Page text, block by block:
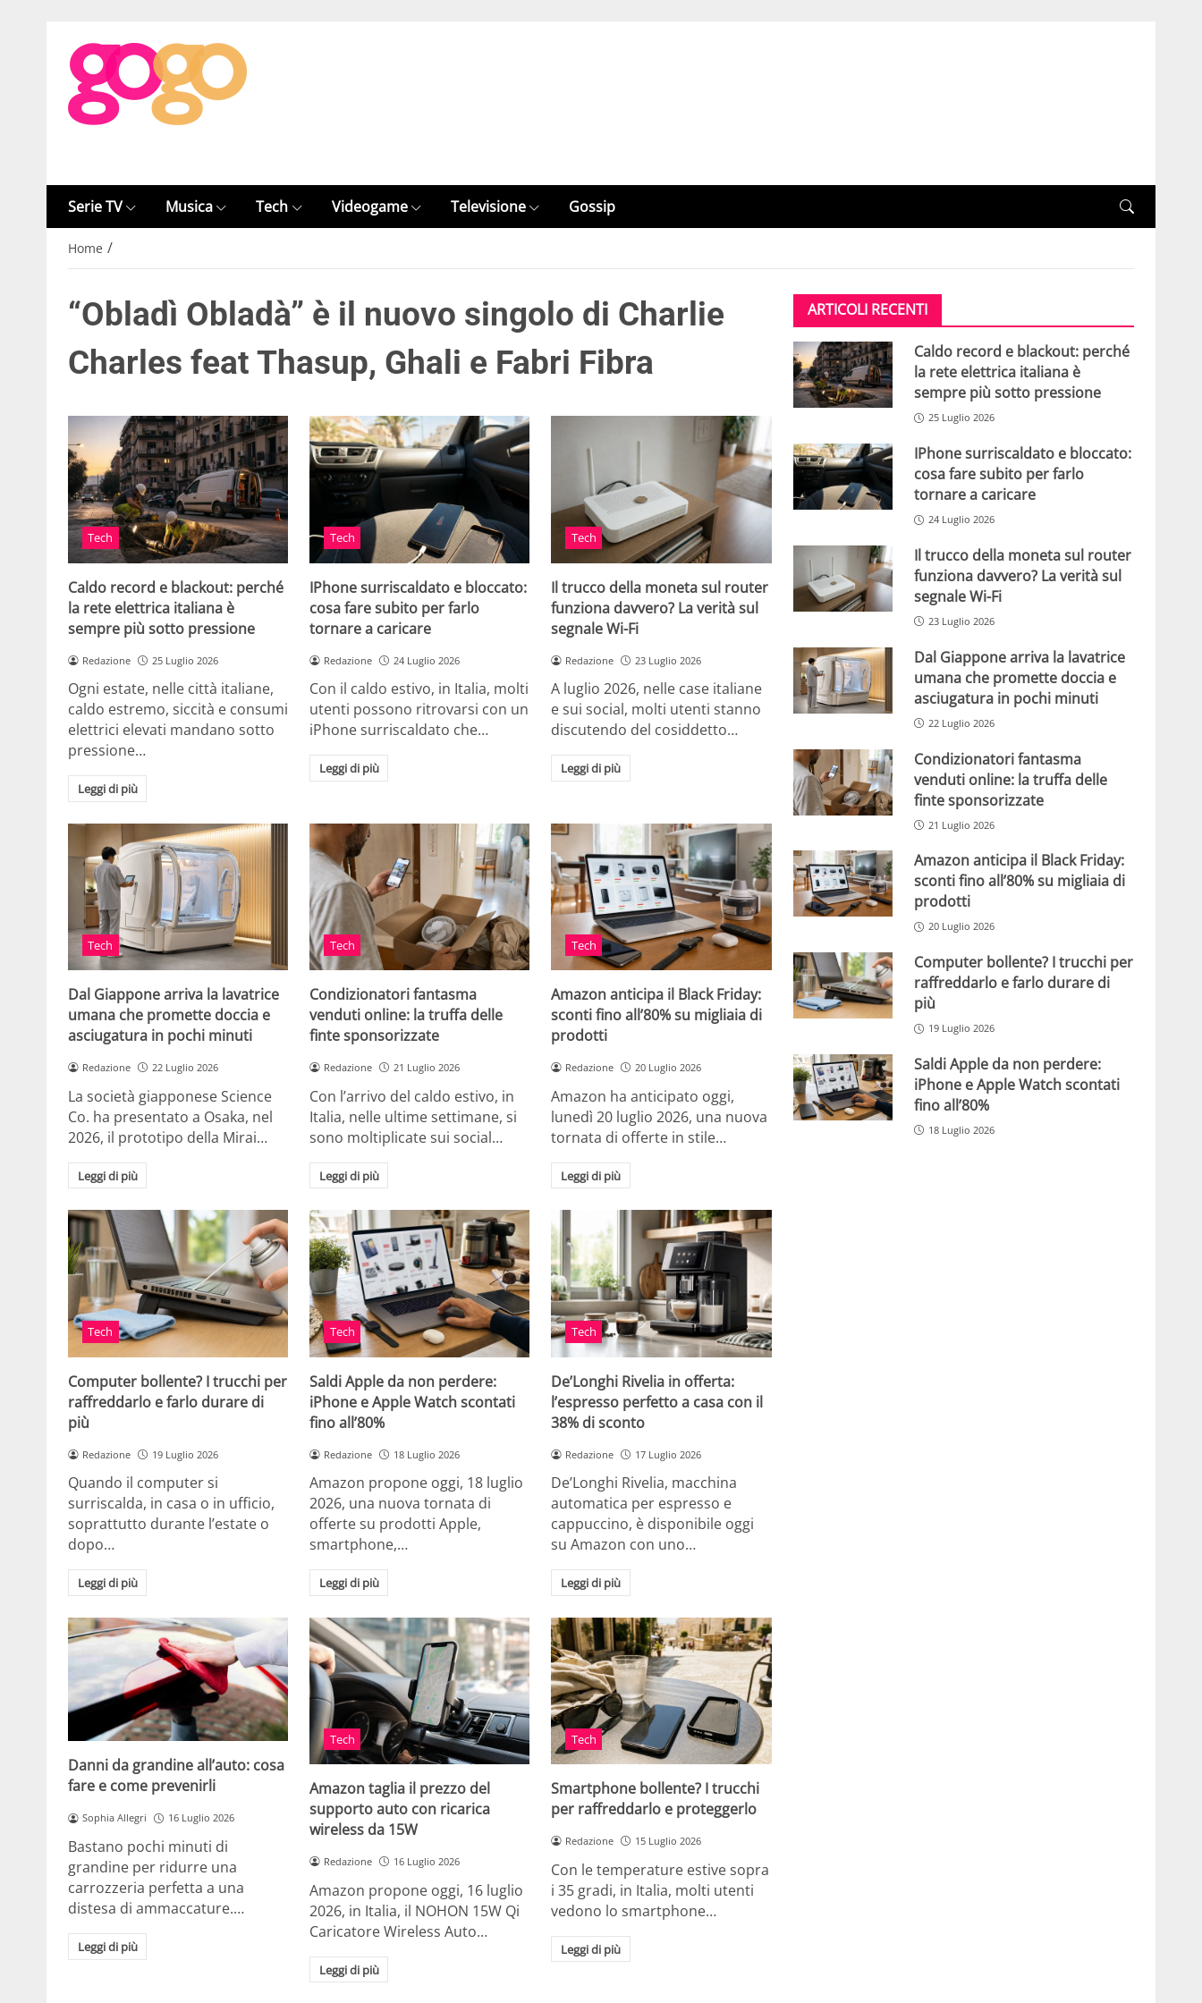
Serie TV Musica Tech Videogame Televisione Gossip
Home /
“Obladì Obladà” è il nuovo singolo di Charlie
Charles feat Thasup, Ghali e Fabri Fibra
Tech
Caldo record e blackout: perché
la rete elettrica italiana è
sempre più sotto pressione
Redazione 25 Luglio 2026
Ogni estate, nelle città italiane,
caldo estremo, siccità e consumi
elettrici elevati mandano sotto
pressione…
Leggi di più
Tech
IPhone surriscaldato e bloccato:
cosa fare subito per farlo
tornare a caricare
Redazione 24 Luglio 2026
Con il caldo estivo, in Italia, molti
utenti possono ritrovarsi con un
iPhone surriscaldato che…
Leggi di più
Tech
Il trucco della moneta sul router
funziona davvero? La verità sul
segnale Wi-Fi
Redazione 23 Luglio 2026
A luglio 2026, nelle case italiane
e sui social, molti utenti stanno
discutendo del cosiddetto…
Leggi di più
Tech
Dal Giappone arriva la lavatrice
umana che promette doccia e
asciugatura in pochi minuti
Redazione 22 Luglio 2026
La società giapponese Science
Co. ha presentato a Osaka, nel
2026, il prototipo della Mirai…
Leggi di più
Tech
Condizionatori fantasma
venduti online: la truffa delle
finte sponsorizzate
Redazione 21 Luglio 2026
Con l’arrivo del caldo estivo, in
Italia, nelle ultime settimane, si
sono moltiplicate sui social…
Leggi di più
Tech
Amazon anticipa il Black Friday:
sconti fino all’80% su migliaia di
prodotti
Redazione 20 Luglio 2026
Amazon ha anticipato oggi,
lunedì 20 luglio 2026, una nuova
tornata di offerte in stile…
Leggi di più
Tech
Computer bollente? I trucchi per
raffreddarlo e farlo durare di
più
Redazione 19 Luglio 2026
Quando il computer si
surriscalda, in casa o in ufficio,
soprattutto durante l’estate o
dopo…
Leggi di più
Tech
Saldi Apple da non perdere:
iPhone e Apple Watch scontati
fino all’80%
Redazione 18 Luglio 2026
Amazon propone oggi, 18 luglio
2026, una nuova tornata di
offerte su prodotti Apple,
smartphone,…
Leggi di più
Tech
De’Longhi Rivelia in offerta:
l’espresso perfetto a casa con il
38% di sconto
Redazione 17 Luglio 2026
De’Longhi Rivelia, macchina
automatica per espresso e
cappuccino, è disponibile oggi
su Amazon con uno…
Leggi di più
Danni da grandine all’auto: cosa
fare e come prevenirli
Sophia Allegri 16 Luglio 2026
Bastano pochi minuti di
grandine per ridurre una
carrozzeria perfetta a una
distesa di ammaccature.…
Leggi di più
Tech
Amazon taglia il prezzo del
supporto auto con ricarica
wireless da 15W
Redazione 16 Luglio 2026
Amazon propone oggi, 16 luglio
2026, in Italia, il NOHON 15W Qi
Caricatore Wireless Auto…
Leggi di più
Tech
Smartphone bollente? I trucchi
per raffreddarlo e proteggerlo
Redazione 15 Luglio 2026
Con le temperature estive sopra
i 35 gradi, in Italia, molti utenti
vedono lo smartphone…
Leggi di più
ARTICOLI RECENTI
Caldo record e blackout: perché
la rete elettrica italiana è
sempre più sotto pressione
25 Luglio 2026
IPhone surriscaldato e bloccato:
cosa fare subito per farlo
tornare a caricare
24 Luglio 2026
Il trucco della moneta sul router
funziona davvero? La verità sul
segnale Wi-Fi
23 Luglio 2026
Dal Giappone arriva la lavatrice
umana che promette doccia e
asciugatura in pochi minuti
22 Luglio 2026
Condizionatori fantasma
venduti online: la truffa delle
finte sponsorizzate
21 Luglio 2026
Amazon anticipa il Black Friday:
sconti fino all’80% su migliaia di
prodotti
20 Luglio 2026
Computer bollente? I trucchi per
raffreddarlo e farlo durare di
più
19 Luglio 2026
Saldi Apple da non perdere:
iPhone e Apple Watch scontati
fino all’80%
18 Luglio 2026